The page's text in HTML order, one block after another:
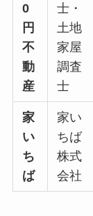
0
円
不
動
産
士・
土地
家屋
調査
士
家
い
ち
ば
家い
ちば
株式
会社